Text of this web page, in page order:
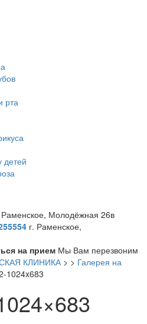
рта
детей
Раменское, Молодёжная 26в
г. Раменское,
на прием Мы Вам перезвоним
КЛИНИКА > > Галерея на
1024x683